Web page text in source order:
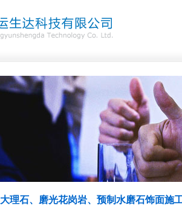
大理石、磨光花岗岩、预制水磨石饰面施